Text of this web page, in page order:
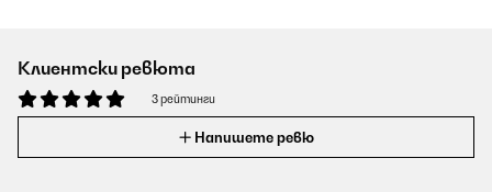
Клиентски ревюта
3 рейтинги
Напишете ревю